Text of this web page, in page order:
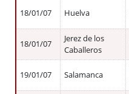
18/01/07 Huelva
18/01/07
Jerez de los
Caballeros
19/01/07 Salamanca